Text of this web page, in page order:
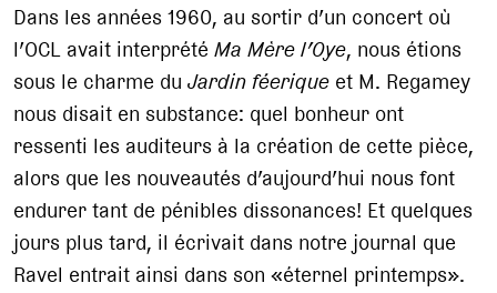
Dans les années 1960, au sortir d’un concert où
l’OCL avait interprétéMa Mère l’Oye, nous étions
sous le charme duJardin féerique et M. Regamey
nous disait en substance: quel bonheur ont
ressenti les auditeurs à la création de cette pièce,
alors que les nouveautés d’aujourd’hui nous font
endurer tant de pénibles dissonances! Et quelques
jours plus tard, il écrivait dans notre journal que
Ravel entrait ainsi dans son «éternel printemps».